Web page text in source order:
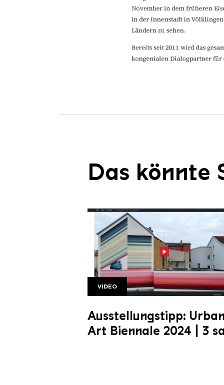
Das könnte
UAB 3 Sat
Copyright: 3 sat
VIDEO
Ausstellungstipp: Urban
Art Biennale 2024 | 3